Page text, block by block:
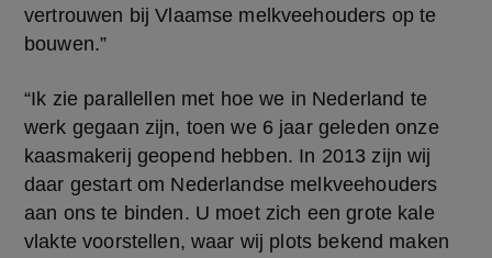
vertrouwen bij Vlaamse melkveehouders op te
bouwen.”
“Ik zie parallellen met hoe we in Nederland te
werk gegaan zijn, toen we 6 jaar geleden onze
kaasmakerij geopend hebben. In 2013 zijn wij
daar gestart om Nederlandse melkveehouders
aan ons te binden. U moet zich een grote kale
vlakte voorstellen, waar wij plots bekend maken